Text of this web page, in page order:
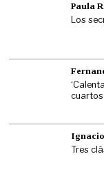
Paula
Los
cuartos
Tres